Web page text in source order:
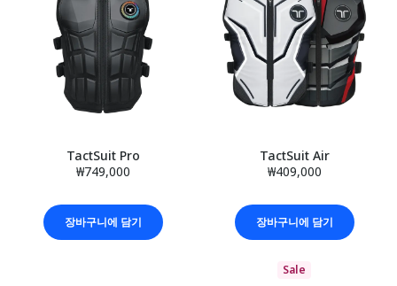
TactSuit Pro
₩749,000
장바구니에 담기
TactSuit Air
₩409,000
장바구니에 담기
Sale